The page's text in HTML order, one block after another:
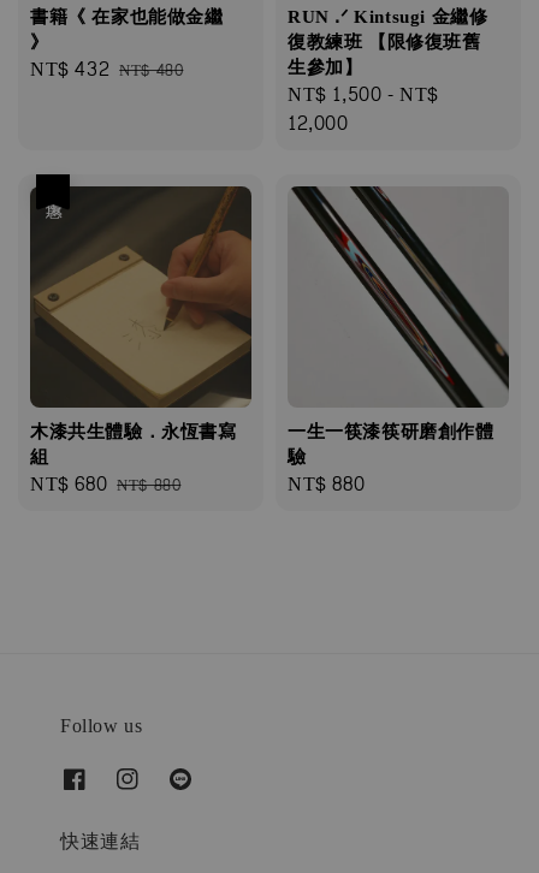
書籍《 在家也能做金繼
》
Sale
NT$ 432 Regular
NT$ 480
RUN .ᐟ Kintsugi 金繼修
復教練班 【限修復班舊
生參加】
Regular
price
NT$ 1,500-NT$
12,000
木漆共生體驗．永恆書寫
組
Sale
NT$ 680 Regular
NT$ 880
一生一筷漆筷研磨創作體
驗
Regular
NT$ 880
Follow us
快速連結